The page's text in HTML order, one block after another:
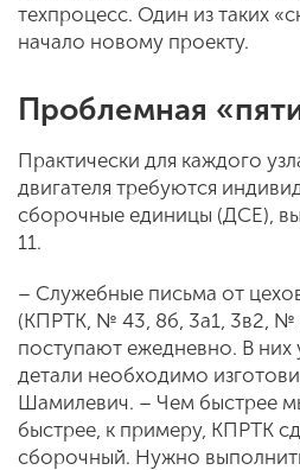
техпроцесс. Один из таких
начало новому проекту.
Проблемная
Практически для каждого
двигателя требуются
сборочные единицы (ДСЕ),
11.
– Служебные письма от
(КПРТК, № 43, 8б, 3а1, 3в2, №
поступают ежедневно. В них
детали необходимо
Шамилевич. – Чем быстрее
быстрее, к примеру, КПРТК
сборочный. Нужно